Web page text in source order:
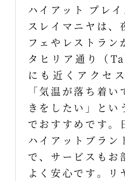
ハイアット プレ
スレイマニヤは、
フェやレストラン
タヒリア通り（
にも近くアクセ
「気温が落ち着
きをしたい」とい
でおすすめです。
ハイアットブラン
で、サービスもお
よく安心です。リ